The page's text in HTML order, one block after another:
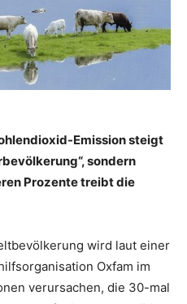
Emission steigt
sondern
Prozente treibt die
wird laut einer
Oxfam im
verursachen, die 30-mal